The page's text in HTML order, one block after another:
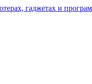
гаджетах и